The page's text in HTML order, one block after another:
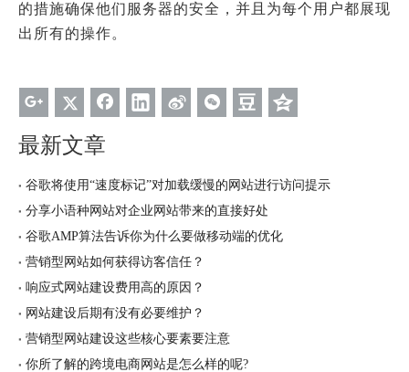
的措施确保他们服务器的安全，并且为每个用户都展现
出所有的操作。
最新文章
谷歌将使用“速度标记”对加载缓慢的网站进行访问提示
分享小语种网站对企业网站带来的直接好处
谷歌AMP算法告诉你为什么要做移动端的优化
营销型网站如何获得访客信任？
响应式网站建设费用高的原因？
网站建设后期有没有必要维护？
营销型网站建设这些核心要素要注意
你所了解的跨境电商网站是怎么样的呢?